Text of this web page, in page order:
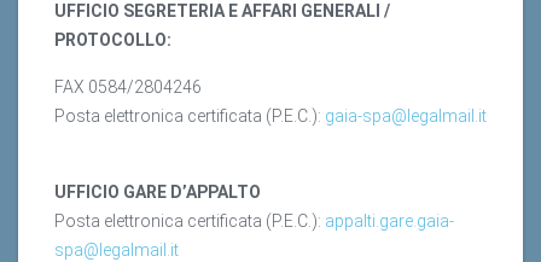
UFFICIO SEGRETERIA E AFFARI GENERALI /
PROTOCOLLO:
FAX 0584/2804246
Posta elettronica certificata (P.E.C.): gaia-spa@legalmail.it
UFFICIO GARE D’APPALTO
Posta elettronica certificata (P.E.C.): appalti.gare.gaia-
spa@legalmail.it